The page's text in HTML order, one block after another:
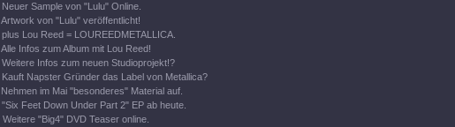
Neuer Sample von "Lulu" Online.
Artwork von "Lulu" veröffentlicht!
plus Lou Reed = LOUREEDMETALLICA.
Alle Infos zum Album mit Lou Reed!
Weitere Infos zum neuen Studioprojekt!?
Kauft Napster Gründer das Label von Metallica?
Nehmen im Mai "besonderes" Material auf.
"Six Feet Down Under Part 2" EP ab heute.
Weitere "Big4" DVD Teaser online.